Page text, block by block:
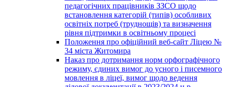
педагогічних працівників ЗЗСО щодо
встановлення категорій (типів) особливих
освітніх потреб (труднощів) та визначення
рівня підтримки в освітньому процесі
Положення про офіційний веб-сайт Ліцею №
34 міста Житомира
Наказ про дотримання норм орфографічного
режиму, єдиних вимог до усного і писемного
мовлення в ліцеї, вимог щодо ведення